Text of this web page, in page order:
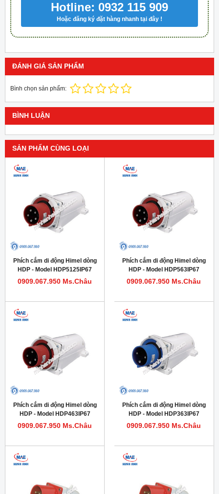
Hotline: 0932 115 909
Hoặc đăng ký đặt hàng nhanh tại đây !
ĐÁNH GIÁ SẢN PHẨM
Bình chọn sản phẩm:
BÌNH LUẬN
SẢN PHẨM CÙNG LOẠI
Phích cắm di động Himel dòng
HDP - Model HDP5125IP67
0909.067.950 Ms.Châu
Phích cắm di động Himel dòng
HDP - Model HDP563IP67
0909.067.950 Ms.Châu
Phích cắm di động Himel dòng
HDP - Model HDP463IP67
0909.067.950 Ms.Châu
Phích cắm di động Himel dòng
HDP - Model HDP363IP67
0909.067.950 Ms.Châu